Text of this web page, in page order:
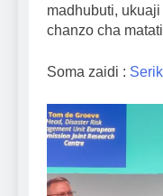
madhubuti,
chanzo cha
Soma zaidi :